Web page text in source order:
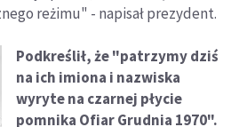
reżimu" - napisał prezydent.
Podkreślił, że "patrzymy dziś
na ich imiona i nazwiska
wyryte na czarnej płycie
pomnika Ofiar Grudnia 1970".